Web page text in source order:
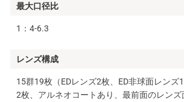
最大口径比
1：4-6.3
レンズ構成
15群19枚（EDレンズ2枚、ED非球面レンズ
2枚、アルネオコートあり、最前面のレンズ